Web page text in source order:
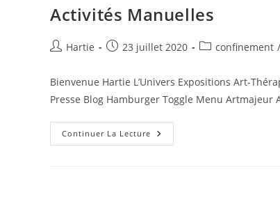
Activités Manuelles
Hartie 23 juillet 2020 confinement /
Bienvenue Hartie L’Univers Expositions Art-
Presse Blog Hamburger Toggle Menu Artmajeur
Continuer La Lecture